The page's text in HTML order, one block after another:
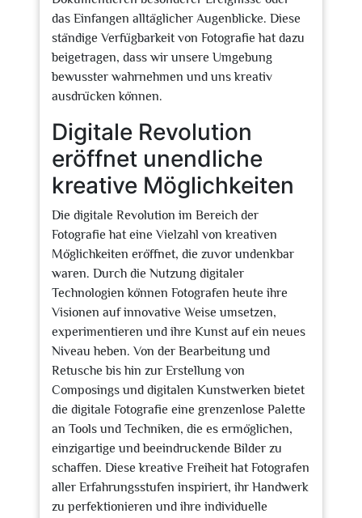
das Einfangen alltäglicher Augenblicke. Diese
ständige Verfügbarkeit von Fotografie hat dazu
beigetragen, dass wir unsere Umgebung
bewusster wahrnehmen und uns kreativ
ausdrücken können.
Digitale Revolution
eröffnet unendliche
kreative Möglichkeiten
Die digitale Revolution im Bereich der
Fotografie hat eine Vielzahl von kreativen
Möglichkeiten eröffnet, die zuvor undenkbar
waren. Durch die Nutzung digitaler
Technologien können Fotografen heute ihre
Visionen auf innovative Weise umsetzen,
experimentieren und ihre Kunst auf ein neues
Niveau heben. Von der Bearbeitung und
Retusche bis hin zur Erstellung von
Composings und digitalen Kunstwerken bietet
die digitale Fotografie eine grenzenlose Palette
an Tools und Techniken, die es ermöglichen,
einzigartige und beeindruckende Bilder zu
schaffen. Diese kreative Freiheit hat Fotografen
aller Erfahrungsstufen inspiriert, ihr Handwerk
zu perfektionieren und ihre individuelle